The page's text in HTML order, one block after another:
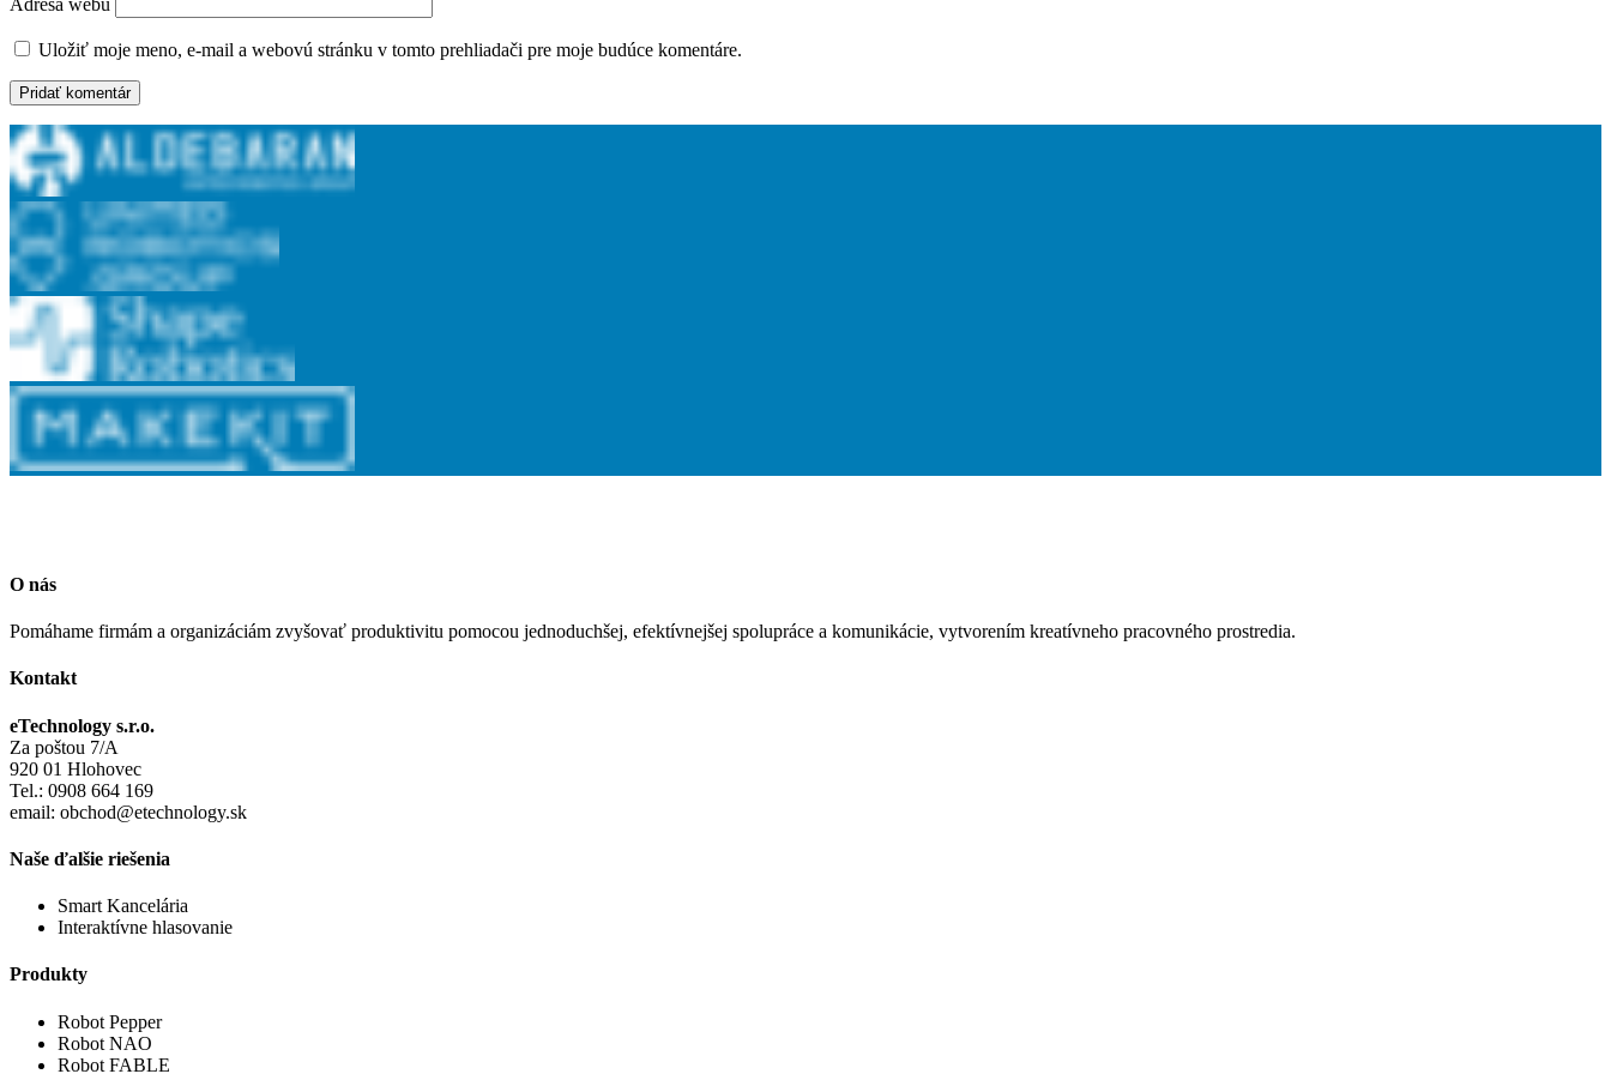
Adresa webu
Uložiť moje meno, e-mail a webovú stránku v tomto prehliadači pre moje budúce komentáre.
O nás
Pomáhame firmám a organizáciám zvyšovať produktivitu pomocou jednoduchšej, efektívnejšej spolupráce a komunikácie, vytvorením kreatívneho pracovného prostredia.
Kontakt
eTechnology s.r.o.
Za poštou 7/A
920 01 Hlohovec
Tel.: 0908 664 169
email: obchod@etechnology.sk
Naše ďalšie riešenia
Smart Kancelária
Interaktívne hlasovanie
Produkty
Robot Pepper
Robot NAO
Robot FABLE